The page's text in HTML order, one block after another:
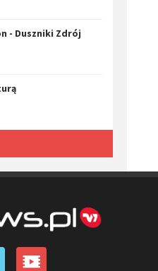
- Duszniki Zdrój